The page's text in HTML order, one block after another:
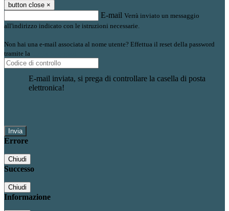
button close ×
E-mail Verrà inviato un messaggio
all'indirizzo indicato con le istruzioni necessarie.
Non hai una e-mail associata al nome utente? Effettua il reset della password
tramite la
E-mail inviata, si prega di controllare la casella di posta
elettronica!
Errore
Chiudi
Successo
Chiudi
Informazione